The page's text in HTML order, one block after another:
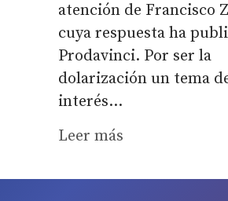
atención de Francisco
cuya respuesta ha
Prodavinci. Por ser la
dolarización un tema
interés...
Leer más